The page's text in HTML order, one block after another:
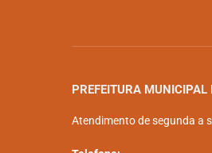
PREFEITURA MUNICIPAL
Atendimento de segunda a